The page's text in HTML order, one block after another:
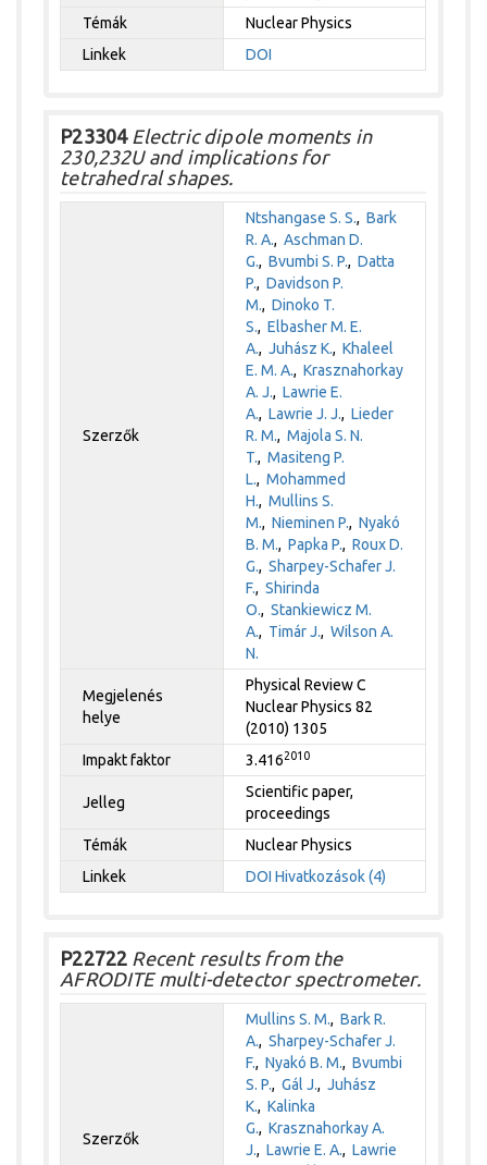
Témák
Nuclear Physics
Linkek
DOI
P23304Electric dipole moments in
230,232U and implications for
tetrahedral shapes.
Szerzők
Ntshangase S. S.,Bark
R. A.,Aschman D.
G.,Bvumbi S. P.,Datta
P.,Davidson P.
M.,Dinoko T.
S.,Elbasher M. E.
A.,Juhász K.,Khaleel
E. M. A.,Krasznahorkay
A. J.,Lawrie E.
A.,Lawrie J. J.,Lieder
R. M.,Majola S. N.
T.,Masiteng P.
L.,Mohammed
H.,Mullins S.
M.,Nieminen P.,Nyakó
B. M.,Papka P.,Roux D.
G.,Sharpey-Schafer J.
F.,Shirinda
O.,Stankiewicz M.
A., Timár J.,Wilson A.
N.
Megjelenés
helye
Physical Review C
Nuclear Physics 82
(2010) 1305
Impakt faktor
3.4162010
Jelleg
Scientific paper,
proceedings
Témák
Nuclear Physics
Linkek
DOI Hivatkozások (4)
P22722 Recent results from the
AFRODITE multi-detector spectrometer.
Szerzők
Mullins S. M.,Bark R.
A.,Sharpey-Schafer J.
F.,Nyakó B. M.,Bvumbi
S. P.,Gál J.,Juhász
K.,Kalinka
G.,Krasznahorkay A.
J.,Lawrie E. A.,Lawrie